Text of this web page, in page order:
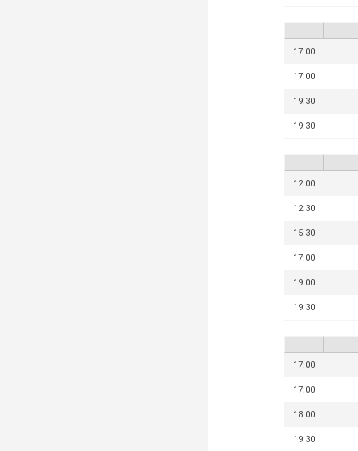
17:00
17:00
19:30
19:30
12:00
12:30
15:30
17:00
19:00
19:30
17:00
17:00
18:00
19:30